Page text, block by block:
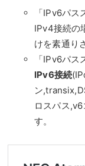
「IPv6パ
IPv4接続の
けを素通り
「IPv6パス
IPv6接続
ン
ロスパス
す。